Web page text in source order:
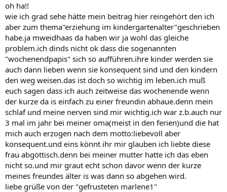
oh ha!!
wie ich grad sehe hätte mein beitrag hier reingehört den ich
aber zum thema"erziehung im kindergartenalter"geschrieben
habe.ja mweidhaas da haben wir ja wohl das gleiche
problem.ich dinds nicht ok dass die sogenannten
"wochenendpapis" sich so aufführen.ihre kinder werden sie
auch dann lieben wenn sie konsequent sind und den kindern
den weg weisen.das ist doch so wichtig im leben.ich muß
euch sagen dass ich auch zeitweise das wochenende wenn
der kurze da is einfach zu einer freundin abhaue.denn mein
schlaf und meine nerven sind mir wichtig.ich war z.b.auch nur
3 mal im jahr bei meiner oma(meist in den ferien)und die hat
mich auch erzogen nach dem motto:liebevoll aber
konsequent.und eins könnt ihr mir glauben ich liebte diese
frau abgöttisch.denn bei meiner mutter hatte ich das eben
nicht so.und mir graut echt schon davor wenn der kurze
meines freundes älter is was dann so abgehen wird.
liebe grüße von der "gefrusteten marlene1"